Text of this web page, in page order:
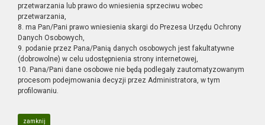
przetwarzania lub prawo do wniesienia sprzeciwu wobec
przetwarzania,
8. ma Pan/Pani prawo wniesienia skargi do Prezesa Urzędu Ochrony
Danych Osobowych,
9. podanie przez Pana/Panią danych osobowych jest fakultatywne
(dobrowolne) w celu udostępnienia strony internetowej,
10. Pana/Pani dane osobowe nie będą podlegały zautomatyzowanym
procesom podejmowania decyzji przez Administratora, w tym
profilowaniu.
zamknij